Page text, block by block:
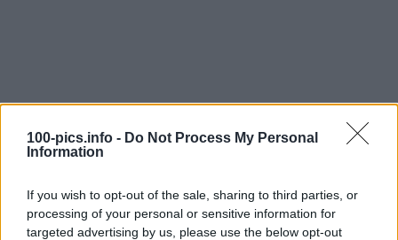
100-pics.info - Do Not Process My Personal
Information
If you wish to opt-out of the sale, sharing to third parties, or
processing of your personal or sensitive information for
targeted advertising by us, please use the below opt-out